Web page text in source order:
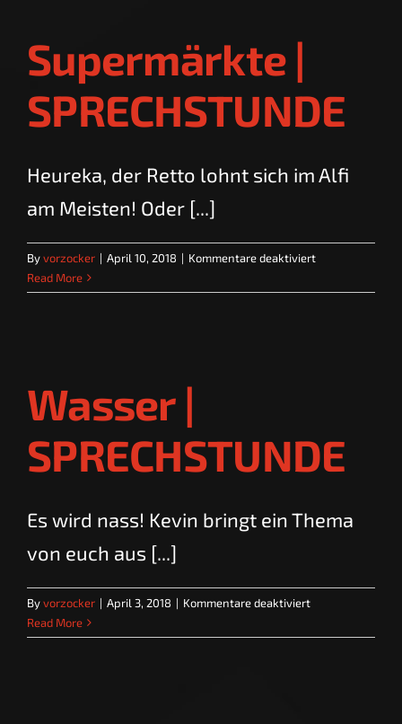
Supermärkte |
SPRECHSTUNDE
Heureka, der Retto lohnt sich im Alfi
am Meisten! Oder [...]
Byvorzocker | April 10, 2018 | Kommentare deaktiviertfür
|
Read More
Wasser |
SPRECHSTUNDE
Es wird nass! Kevin bringt ein Thema
von euch aus [...]
Byvorzocker | April 3, 2018 | Kommentare deaktiviertfür
|
Read More